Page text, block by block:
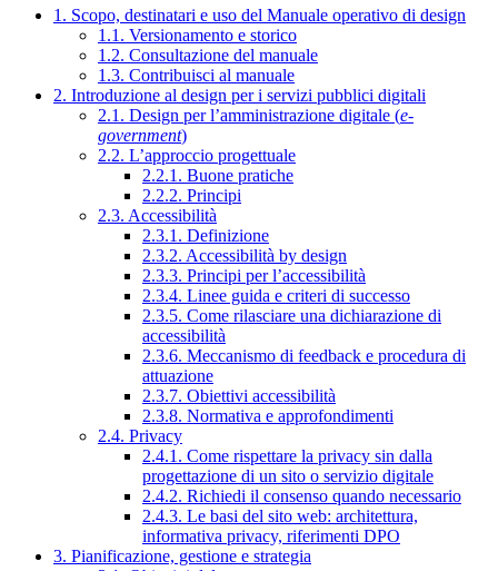
1. Scopo, destinatari e uso del Manuale operativo di design
1.1. Versionamento e storico
1.2. Consultazione del manuale
1.3. Contribuisci al manuale
2. Introduzione al design per i servizi pubblici digitali
2.1. Design per l’amministrazione digitale (e-
government)
2.2. L’approccio progettuale
2.2.1. Buone pratiche
2.2.2. Principi
2.3. Accessibilità
2.3.1. Definizione
2.3.2. Accessibilità by design
2.3.3. Principi per l’accessibilità
2.3.4. Linee guida e criteri di successo
2.3.5. Come rilasciare una dichiarazione di
accessibilità
2.3.6. Meccanismo di feedback e procedura di
attuazione
2.3.7. Obiettivi accessibilità
2.3.8. Normativa e approfondimenti
2.4. Privacy
2.4.1. Come rispettare la privacy sin dalla
progettazione di un sito o servizio digitale
2.4.2. Richiedi il consenso quando necessario
2.4.3. Le basi del sito web: architettura,
informativa privacy, riferimenti DPO
3. Pianificazione, gestione e strategia